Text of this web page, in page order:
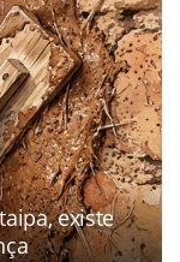
existe